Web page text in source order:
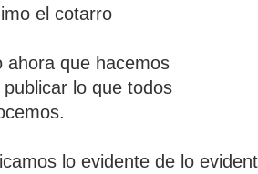
el cotarro
ahora que hacemos
publicar lo que todos
lo evidente de lo